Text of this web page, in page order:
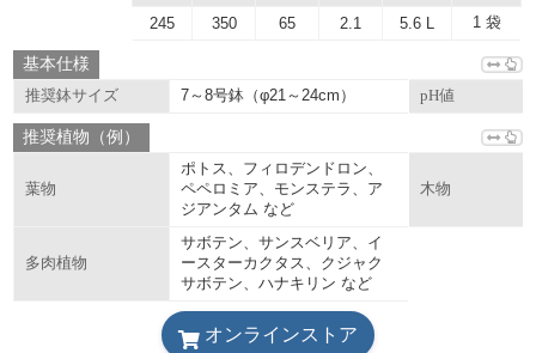
245 350 65 2.1 5.6 L 1 袋
基本仕様
推奨鉢サイズ 7～8号鉢（φ21～24cm） pH値
推奨植物（例）
葉物
ポトス、フィロデンドロン、
ペペロミア、モンステラ、ア
ジアンタム など
木物
多肉植物
サボテン、サンスベリア、イ
ースターカクタス、クジャク
サボテン、ハナキリン など
オンラインストア